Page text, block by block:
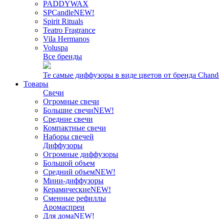
PADDYWAX
SPCandleNEW!
Spirit Rituals
Teatro Fragrance
Vila Hermanos
Voluspa
Все бренды
Те самые диффузоры в виде цветов от бренда
Товары
Свечи
Огромные свечи
Большие свечиNEW!
Средние свечи
Компактные свечи
Наборы свечей
Диффузоры
Огромные диффузоры
Большой объем
Средний объемNEW!
Мини-диффузоры
КерамическиеNEW!
Сменные рефиллы
Аромаспреи
Для домаNEW!